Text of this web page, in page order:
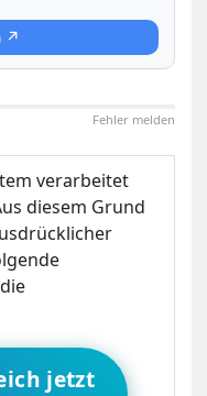
↗
Fehler melden
verarbeitet
diesem Grund
jetzt